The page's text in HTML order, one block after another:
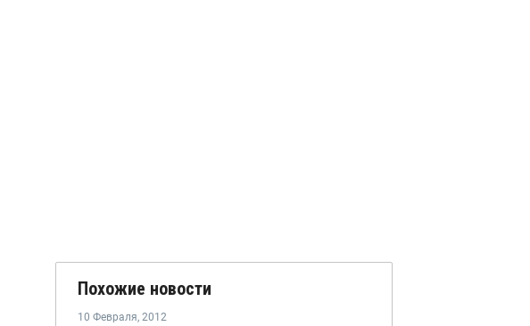
Похожие новости
10 Февраля, 2012